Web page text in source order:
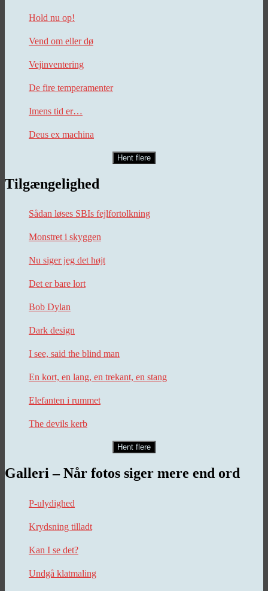
Hold nu op!
Vend om eller dø
Vejinventering
De fire temperamenter
Imens tid er…
Deus ex machina
Hent flere
Tilgængelighed
Sådan løses SBIs fejlfortolkning
Monstret i skyggen
Nu siger jeg det højt
Det er bare lort
Bob Dylan
Dark design
I see, said the blind man
En kort, en lang, en trekant, en stang
Elefanten i rummet
The devils kerb
Hent flere
Galleri – Når fotos siger mere end ord
P-ulydighed
Krydsning tilladt
Kan I se det?
Undgå klatmaling